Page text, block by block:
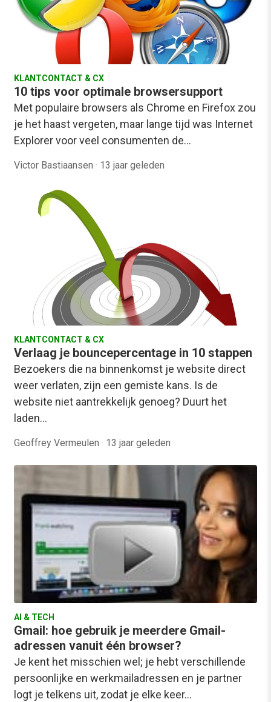
KLANTCONTACT & CX
10 tips voor optimale browsersupport
Met populaire browsers als Chrome en Firefox zou
je het haast vergeten, maar lange tijd was Internet
Explorer voor veel consumenten de…
Victor Bastiaansen · 13 jaar geleden
KLANTCONTACT & CX
Verlaag je bouncepercentage in 10 stappen
Bezoekers die na binnenkomst je website direct
weer verlaten, zijn een gemiste kans. Is de
website niet aantrekkelijk genoeg? Duurt het
laden…
Geoffrey Vermeulen · 13 jaar geleden
AI & TECH
Gmail: hoe gebruik je meerdere Gmail-
adressen vanuit één browser?
Je kent het misschien wel; je hebt verschillende
persoonlijke en werkmailadressen en je partner
logt je telkens uit, zodat je elke keer…